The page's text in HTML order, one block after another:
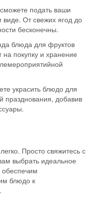
подать ваши
От свежих ягод до
бесконечны.
блюда для фруктов
на покупку и хранение
украсить блюдо для
празднования, добавив
Просто свяжитесь с
выбрать идеальное
блюдо к